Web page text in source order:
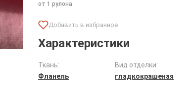
от 1 рулона
Характеристики
Ткань:
Фланель
Вид отделки:
гладкокрашеная